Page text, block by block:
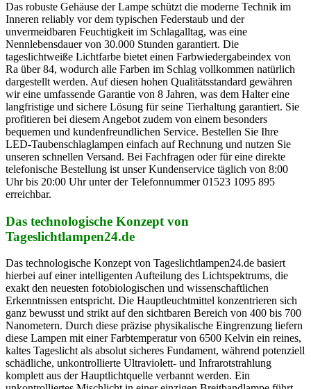
Das robuste Gehäuse der Lampe schützt die moderne Technik im
Inneren reliably vor dem typischen Federstaub und der
unvermeidbaren Feuchtigkeit im Schlagalltag, was eine
Nennlebensdauer von 30.000 Stunden garantiert. Die
tageslichtweiße Lichtfarbe bietet einen Farbwiedergabeindex von
Ra über 84, wodurch alle Farben im Schlag vollkommen natürlich
dargestellt werden. Auf diesen hohen Qualitätsstandard gewähren
wir eine umfassende Garantie von 8 Jahren, was dem Halter eine
langfristige und sichere Lösung für seine Tierhaltung garantiert. Sie
profitieren bei diesem Angebot zudem von einem besonders
bequemen und kundenfreundlichen Service. Bestellen Sie Ihre
LED-Taubenschlaglampen einfach auf Rechnung und nutzen Sie
unseren schnellen Versand. Bei Fachfragen oder für eine direkte
telefonische Bestellung ist unser Kundenservice täglich von 8:00
Uhr bis 20:00 Uhr unter der Telefonnummer 01523 1095 895
erreichbar.
Das technologische Konzept von
Tageslichtlampen24.de
Das technologische Konzept von Tageslichtlampen24.de basiert
hierbei auf einer intelligenten Aufteilung des Lichtspektrums, die
exakt den neuesten fotobiologischen und wissenschaftlichen
Erkenntnissen entspricht. Die Hauptleuchtmittel konzentrieren sich
ganz bewusst und strikt auf den sichtbaren Bereich von 400 bis 700
Nanometern. Durch diese präzise physikalische Eingrenzung liefern
diese Lampen mit einer Farbtemperatur von 6500 Kelvin ein reines,
kaltes Tageslicht als absolut sicheres Fundament, während potenziell
schädliche, unkontrollierte Ultraviolett- und Infrarotstrahlung
komplett aus der Hauptlichtquelle verbannt werden. Ein